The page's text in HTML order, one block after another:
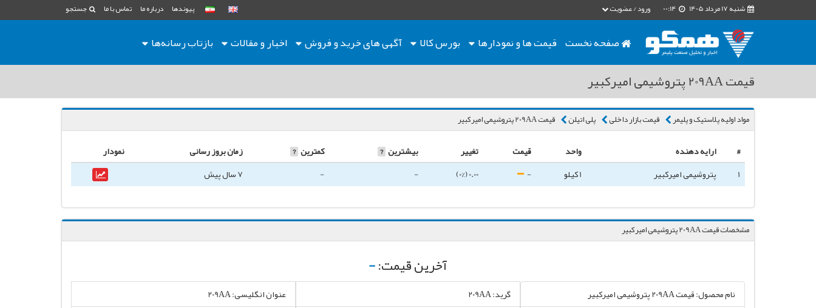
پیوندها درباره ما تماس با ما جستجو شنبه 17 مرداد 1405 ورود / عضویت
صفحه نخست قیمت هاو نمودارها بورس کالا آگهی های خرید و فروش اخبار و مقالات بازتاب رسانه‌ها
قیمت 209AA پتروشیمی امیرکبیر
مواد اولیه پلاستیک و پلیمر قیمت بازار داخلی پلی اتیلن قیمت 209AA پتروشیمی امیرکبیر
# ارایه دهنده واحد قیمت تغییر بیشترین ? کمترین ? زمان بروز رسانی
نمودار
1
پتروشیمی امیرکبیر 1 کیلو -
0.00 (0%)
-
- 7 سال پیش
مشخصات قیمت 209AA پتروشیمی امیرکبیر
آخرین قیمت:-
نام محصول:قیمت 209AA پتروشیمی امیرکبیر گرید: 209AA
عنوان انگلیسی: 209AA